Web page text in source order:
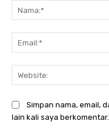
Simpan nama, email,
lain kali saya berkomentar.